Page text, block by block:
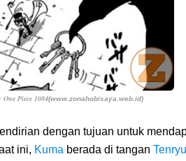
One Piece 1084(www.zonahobisaya.web.id)
dengan tujuan untuk
ini, Kuma berada di tangan